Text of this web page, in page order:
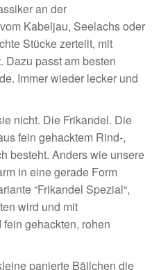
an der
Kabeljau, Seelachs oder
Stücke zerteilt, mit
Dazu passt am besten
Immer wieder lecker und
nicht. Die Frikandel. Die
fein gehacktem Rind-,
besteht. Anders wie unsere
in eine gerade Form
“Frikandel Spezial“,
wird und mit
gehackten, rohen
panierte Bällchen die